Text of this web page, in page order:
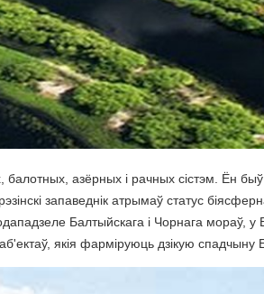
азёрных і рачных сістэм. Ён
запаведнік атрымаў статус
Балтыйскага і Чорнага мораў, у
якія фарміруюць дзікую спадчыну